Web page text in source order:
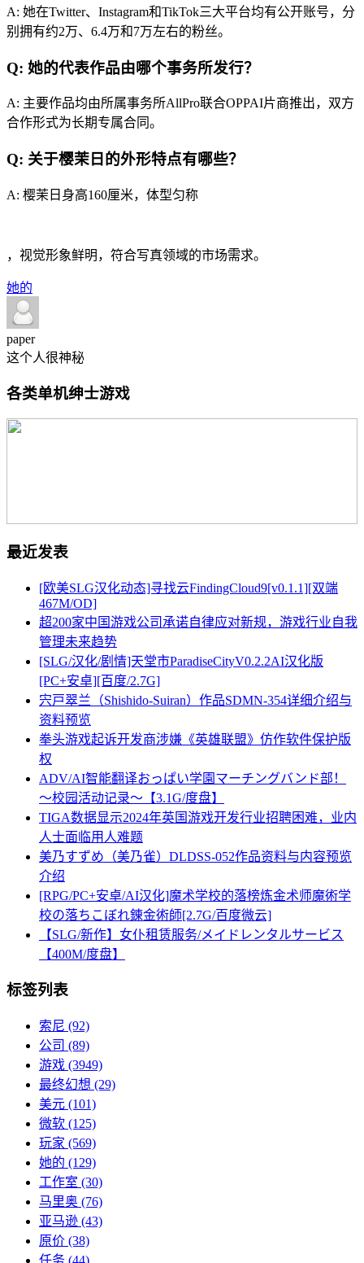
A: 她在Twitter、Instagram和TikTok三大平台均有公开账号，分
别拥有约2万、6.4万和7万左右的粉丝。
Q: 她的代表作品由哪个事务所发行？
A: 主要作品均由所属事务所AllPro联合OPPAI片商推出，双方
合作形式为长期专属合同。
Q: 关于樱茉日的外形特点有哪些？
A: 樱茉日身高160厘米，体型匀称
，视觉形象鲜明，符合写真领域的市场需求。
她的
paper
这个人很神秘
各类单机绅士游戏
最近发表
[欧美SLG汉化动态]寻找云FindingCloud9[v0.1.1][双端
467M/OD]
超200家中国游戏公司承诺自律应对新规，游戏行业自我
管理未来趋势
[SLG/汉化/剧情]天堂市ParadiseCityV0.2.2AI汉化版
[PC+安卓][百度/2.7G]
宍戸翠兰（Shishido-Suiran）作品SDMN-354详细介绍与
资料预览
拳头游戏起诉开发商涉嫌《英雄联盟》仿作软件保护版
权
ADV/AI智能翻译おっぱい学園マーチングバンド部！
～校园活动记录～【3.1G/度盘】
TIGA数据显示2024年英国游戏开发行业招聘困难，业内
人士面临用人难题
美乃すずめ（美乃雀）DLDSS-052作品资料与内容预览
介绍
[RPG/PC+安卓/AI汉化]魔术学校的落榜炼金术师魔術学
校の落ちこぼれ錬金術師[2.7G/百度微云]
【SLG/新作】女仆租赁服务/メイドレンタルサービス
【400M/度盘】
标签列表
索尼 (92)
公司 (89)
游戏 (3949)
最终幻想 (29)
美元 (101)
微软 (125)
玩家 (569)
她的 (129)
工作室 (30)
马里奥 (76)
亚马逊 (43)
原价 (38)
任务 (44)